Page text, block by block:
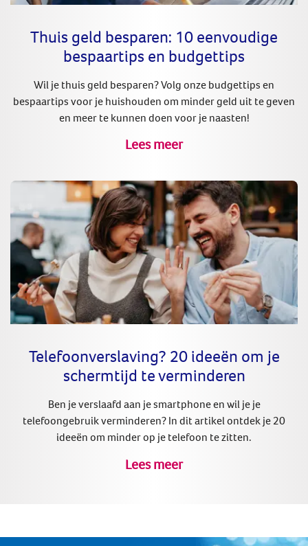
Thuis geld besparen: 10 eenvoudige
bespaartips en budgettips
Wil je thuis geld besparen? Volg onze budgettips en
bespaartips voor je huishouden om minder geld uit te geven
en meer te kunnen doen voor je naasten!
Lees meer
Telefoonverslaving? 20 ideeën om je
schermtijd te verminderen
Ben je verslaafd aan je smartphone en wil je je
telefoongebruik verminderen? In dit artikel ontdek je 20
ideeën om minder op je telefoon te zitten.
Lees meer